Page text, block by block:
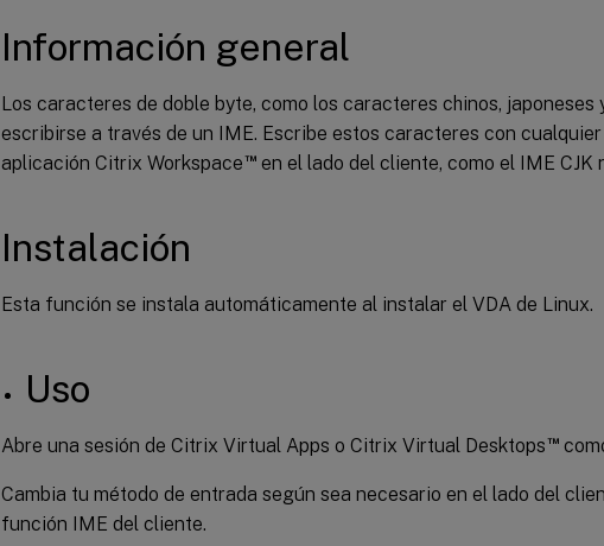
Información general
Los caracteres de doble byte, como los caracteres chinos, japoneses
escribirse a través de un IME. Escribe estos caracteres con
aplicación Citrix Workspace™en el lado del cliente, como el IME CJK
Instalación
Esta función se instala automáticamente al instalar el VDA de Linux.
Uso
Abre una sesión de Citrix Virtual Apps o Citrix Virtual Desktops™
Cambia tu método de entrada según sea necesario en el lado del
función IME del cliente.